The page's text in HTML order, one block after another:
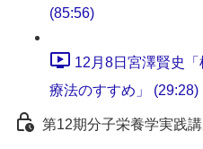
(85:56)
12月8日宮澤賢史
療法のすすめ」 (29:28)
第12期分子栄養学実践